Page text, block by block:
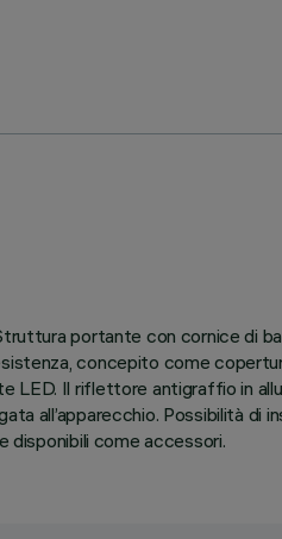
portante con cornice di
concepito come
LED. Il riflettore antigraffio in
all’apparecchio. Possibilità
come accessori.